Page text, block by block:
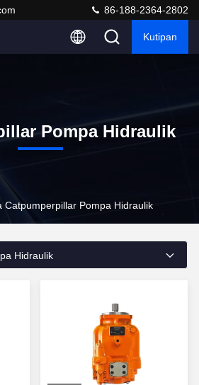
86-188-2364-2802
Kutipan
Pompa Hidraulik
Catpumperpillar Pompa Hidraulik
Hidraulik